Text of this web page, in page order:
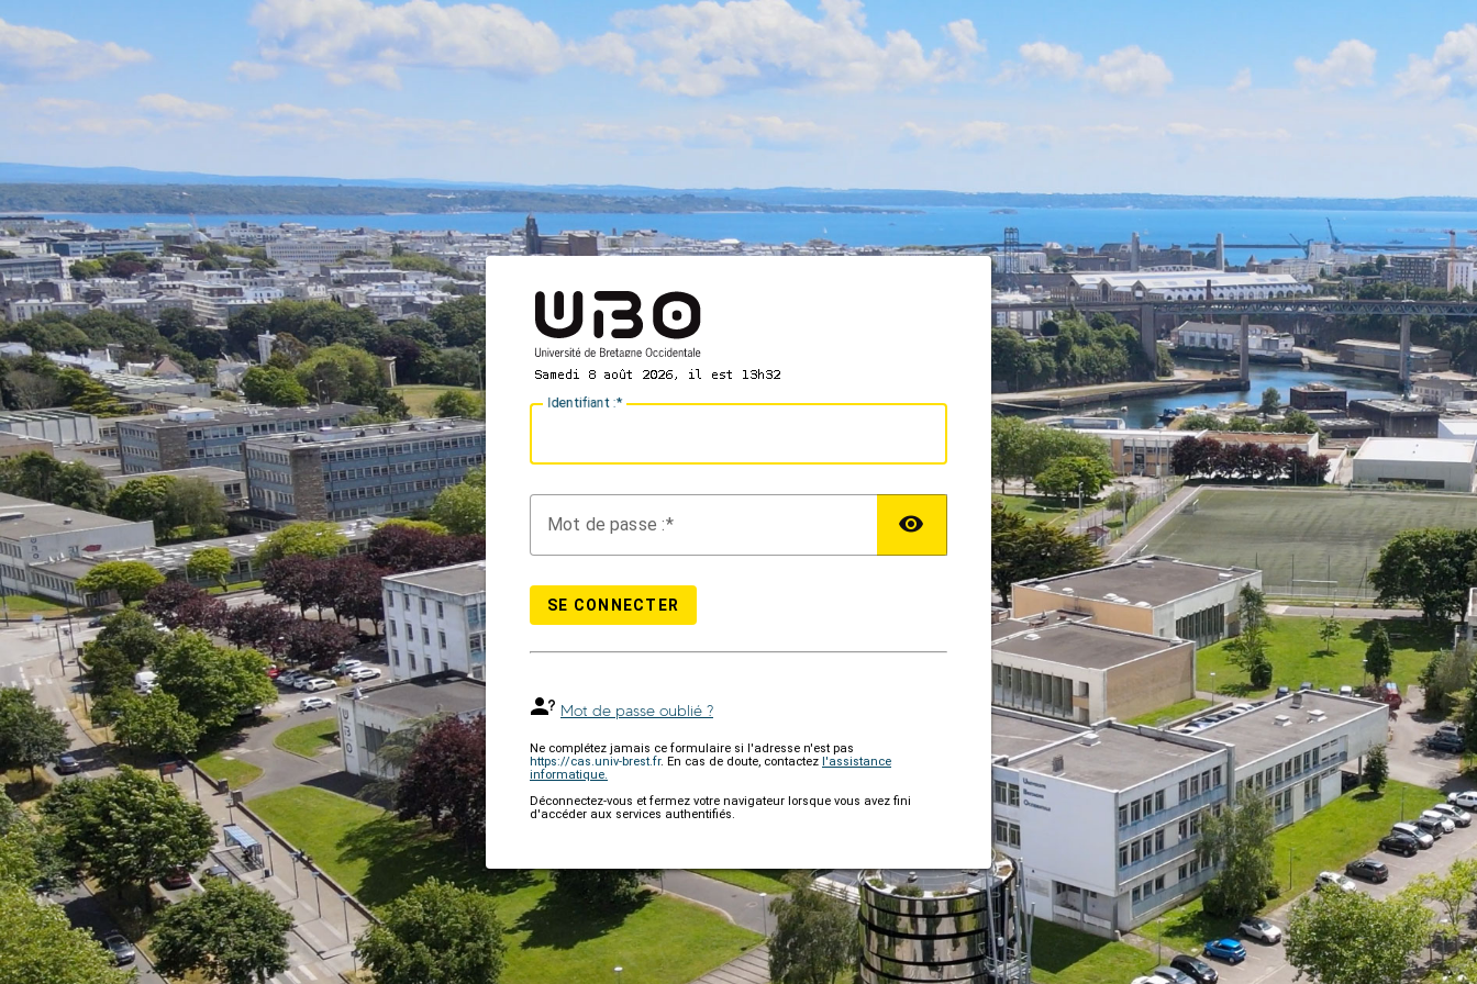
Identifiant :
Mot de passe :
SE CONNECTER
Mot de passe oublié ?
Ne complétez jamais ce formulaire si l'adresse n'est pas
https://cas.univ-brest.fr. En cas de doute, contactez l'assistance
informatique.
Déconnectez-vous et fermez votre navigateur lorsque vous avez fini
d'accéder aux services authentifiés.